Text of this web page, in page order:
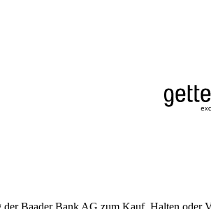
Baader Bank AG zum Kauf, Halten